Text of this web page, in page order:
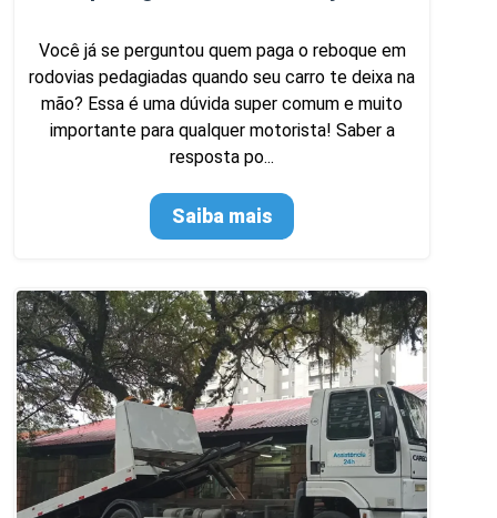
Você já se perguntou quem paga o reboque em
rodovias pedagiadas quando seu carro te deixa na
mão? Essa é uma dúvida super comum e muito
importante para qualquer motorista! Saber a
resposta po...
Saiba mais